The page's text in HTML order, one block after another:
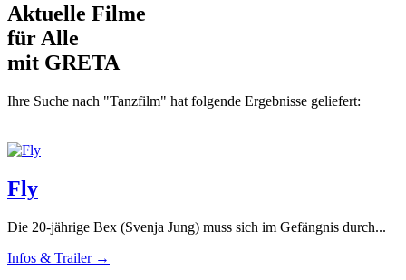
Aktuelle Filme
für Alle
mit GRETA
Ihre Suche nach "Tanzfilm" hat folgende Ergebnisse geliefert:
Fly
Die 20-jährige Bex (Svenja Jung) muss sich im Gefängnis durch...
Infos & Trailer →